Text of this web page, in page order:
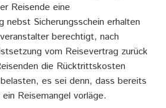
Reisende eine
nebst Sicherungsschein erhalten
berechtigt, nach
vom Reisevertrag zurück
die Rücktrittskosten
es sei denn, dass bereits
Reisemangel vorläge.